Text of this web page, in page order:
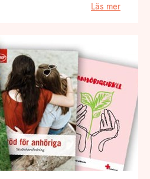
Läs mer